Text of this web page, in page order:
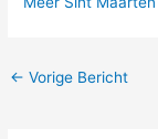
← Vorige Bericht